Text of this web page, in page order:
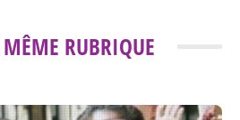
RUBRIQUE